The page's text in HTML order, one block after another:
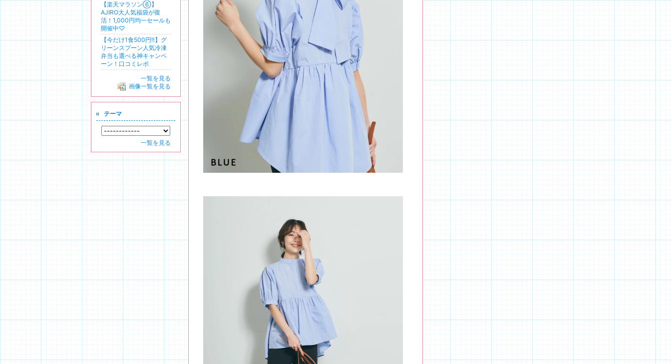
【楽天マラソン⑥】
AJIRO大人気福袋が復
活！1,000円均一セールも
開催中♡
【今だけ1食500円‼️】グ
リーンスプーン人気冷凍
弁当も選べる神キャンペ
ーン！口コミレポ
一覧を見る
画像一覧を見る
テーマ
一覧を見る